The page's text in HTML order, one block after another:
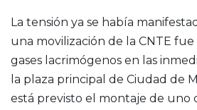
La tensión ya se había
una movilización de la CNTE fue
gases lacrimógenos en las
la plaza principal de Ciudad de
está previsto el montaje de uno